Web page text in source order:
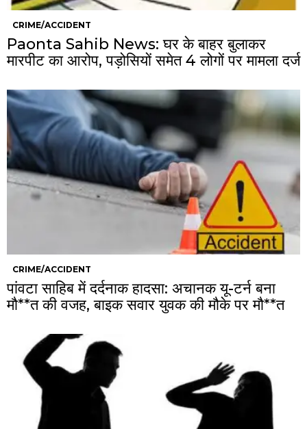
CRIME/ACCIDENT
Paonta Sahib News: घर के बाहर बुलाकर
मारपीट का आरोप, पड़ोसियों समेत 4 लोगों पर मामला दर्ज
CRIME/ACCIDENT
पांवटा साहिब में दर्दनाक हादसा: अचानक यू-टर्न बना
मौ**त की वजह, बाइक सवार युवक की मौके पर मौ**त